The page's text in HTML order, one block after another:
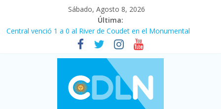
Sábado, Agosto 8, 2026
Última:
Central venció 1 a 0 al River de Coudet en el Monumental
La morosidad alcanzó su nivel más alto en dos décadas y ya
afecta a 400 mil deudores en Santa Fe
Desde que asumió Milei cerraron 41.000 kioscos: el sector
denuncia crisis como en 2001
Vacaciones de invierno con más movimiento y consumo
turístico: 4,6 millones de personas viajaron por el país, un 5,9%